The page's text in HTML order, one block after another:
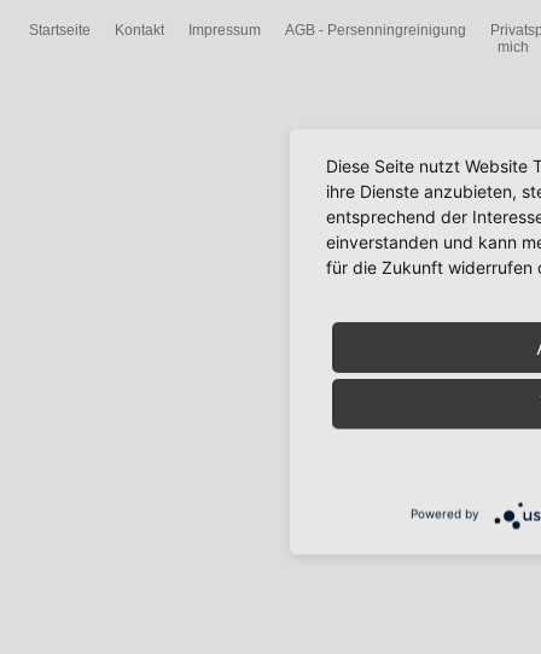
Diese Seite nutzt Website
ihre Dienste anzubieten,
entsprechend der
einverstanden und kann
für die Zukunft widerrufen
Powered by
Startseite Kontakt Impressum AGB - Persenningreinigung
mich